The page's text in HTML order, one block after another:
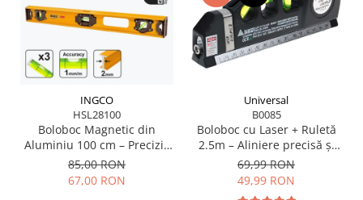
INGCO
HSL28100
Boloboc Magnetic din
Aluminiu 100 cm – Precizie
și Durabilitate pentru
Profesioniști
85,00 RON
67,00 RON
Universal
B0085
Boloboc cu Laser + Ruletă
2.5m – Aliniere precisă și
măsurători rapide
69,99 RON
49,99 RON